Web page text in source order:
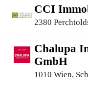
CCI
2380
Chalupa
GmbH
1010 Wien,